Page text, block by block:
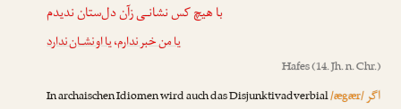
با هیچ کس نشانـی زآن دل‌ستان ندیدم
یا من خبر ندارم،یا او نشـان ندارد
Hafes(14. Jh. n. Chr.)
In archaischen Idiomen wird auch das Disjunktivadverbial/ægær/اگر